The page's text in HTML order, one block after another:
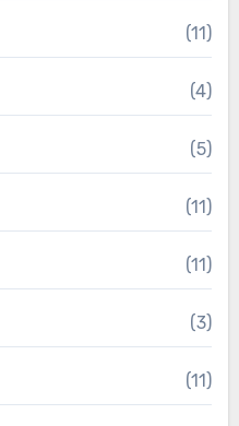
(11)
(4)
(5)
(11)
(11)
(3)
(11)